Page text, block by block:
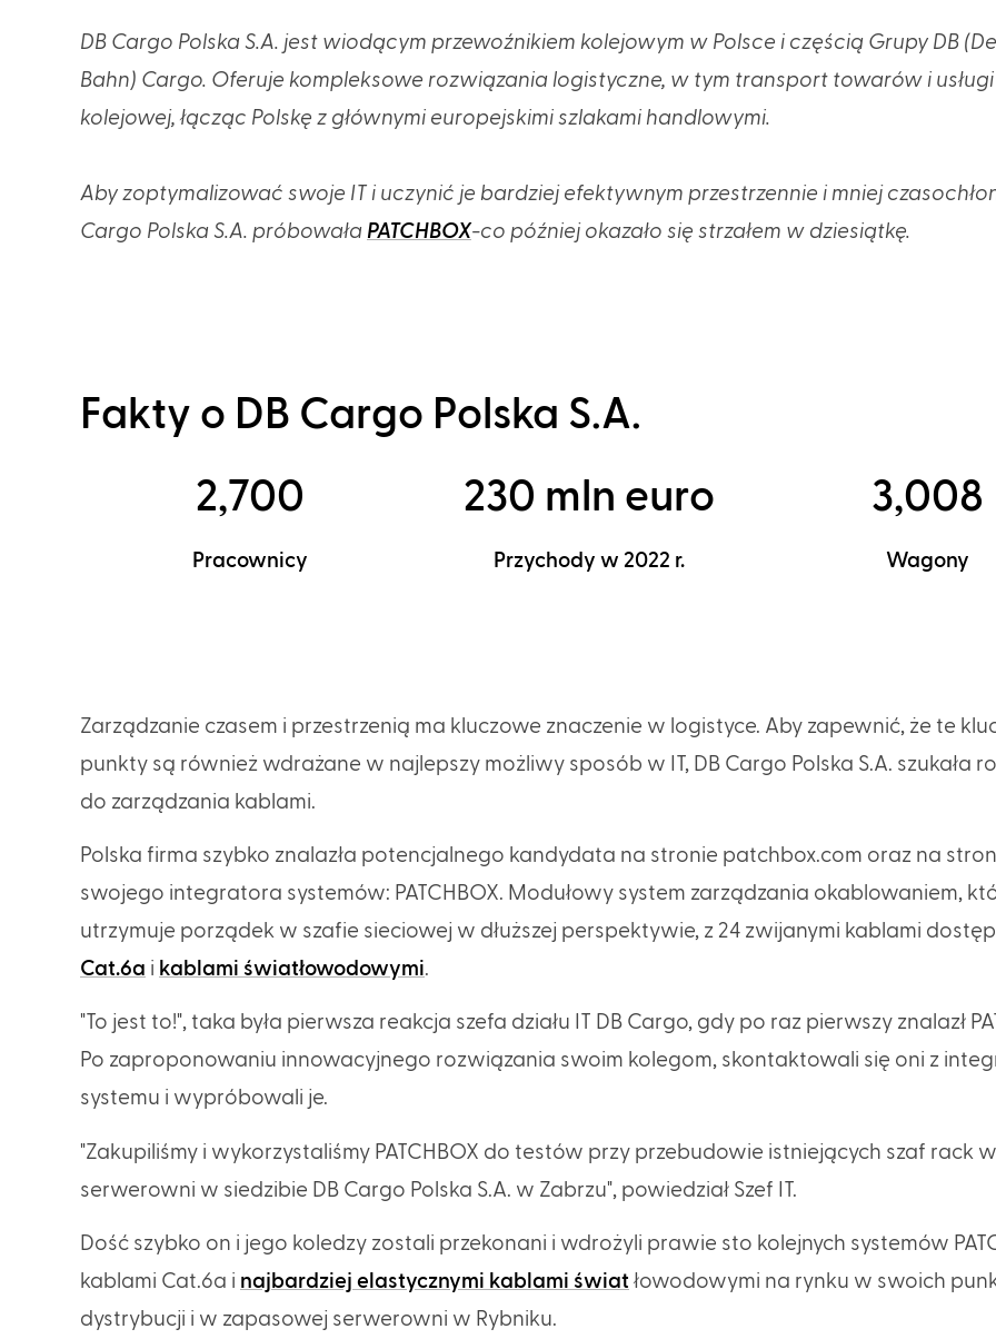
DB Cargo Polska S.A. jest wiodącym przewoźnikiem kolejowym w Polsce i częścią Grupy DB
Bahn) Cargo. Oferuje kompleksowe rozwiązania logistyczne, w tym transport towarów i
kolejowej, łącząc Polskę z głównymi europejskimi szlakami handlowymi.
Aby zoptymalizować swoje IT i uczynić je bardziej efektywnym przestrzennie i mniej
Cargo Polska S.A. próbowała PATCHBOX-co później okazało się strzałem w dziesiątkę.
Fakty o DB Cargo Polska S.A.
2,700
Pracownicy
230 mln euro
Przychody w 2022 r.
3,008
Wagony
Zarządzanie czasem i przestrzenią ma kluczowe znaczenie w logistyce. Aby zapewnić, że te
punkty są również wdrażane w najlepszy możliwy sposób w IT, DB Cargo Polska S.A. szukała
do zarządzania kablami.
Polska firma szybko znalazła potencjalnego kandydata na stronie patchbox.com oraz na
swojego integratora systemów: PATCHBOX. Modułowy system zarządzania okablowaniem,
utrzymuje porządek w szafie sieciowej w dłuższej perspektywie, z 24 zwijanymi kablami
Cat.6a i kablami światłowodowymi.
"To jest to!", taka była pierwsza reakcja szefa działu IT DB Cargo, gdy po raz pierwszy znalazł
Po zaproponowaniu innowacyjnego rozwiązania swoim kolegom, skontaktowali się oni z
systemu i wypróbowali je.
"Zakupiliśmy i wykorzystaliśmy PATCHBOX do testów przy przebudowie istniejących szaf rack w
serwerowni w siedzibie DB Cargo Polska S.A. w Zabrzu", powiedział Szef IT.
Dość szybko on i jego koledzy zostali przekonani i wdrożyli prawie sto kolejnych systemów
kablami Cat.6a i najbardziej elastycznymi kablami świat łowodowymi na rynku w swoich
dystrybucji i w zapasowej serwerowni w Rybniku.